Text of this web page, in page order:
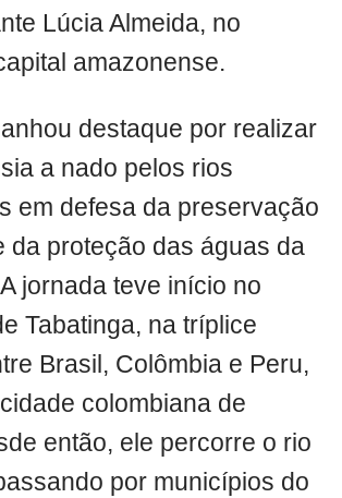
Lúcia Almeida, no
amazonense.
destaque por realizar
a nado pelos rios
em defesa da preservação
da proteção das águas da
jornada teve início no
Tabatinga, na tríplice
Brasil, Colômbia e Peru,
colombiana de
então, ele percorre o rio
por municípios do